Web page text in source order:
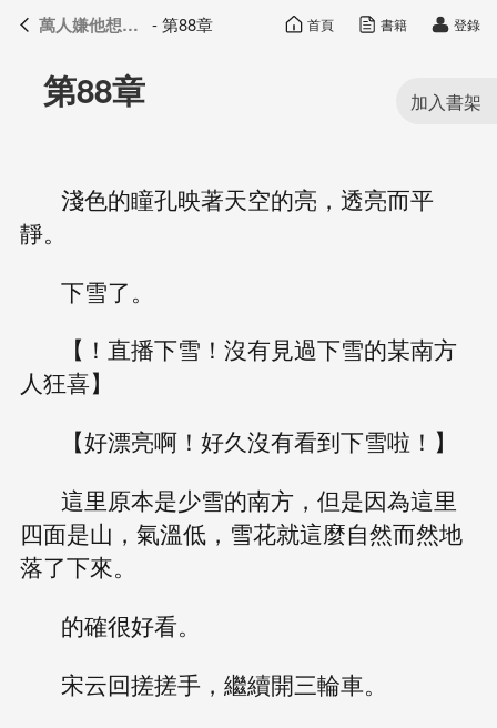
萬人嫌他想開了 目錄
第88章
淺色的瞳孔映著天空的亮，透亮而平
靜。
下雪了。
【！直播下雪！沒有見過下雪的某南方
人狂喜】
【好漂亮啊！好久沒有看到下雪啦！】
這里原本是少雪的南方，但是因為這里
四面是山，氣溫低，雪花就這麼自然而然地
落了下來。
的確很好看。
宋云回搓搓手，繼續開三輪車。
萬人嫌他想開了 - 第88章 首頁 書籍 登錄